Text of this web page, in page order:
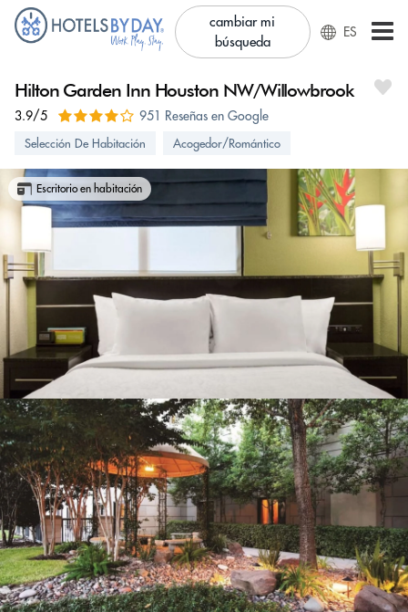
cambiar mi
búsqueda
ES
Hilton Garden Inn Houston NW/Willowbrook
3.9/5 951 Reseñas en Google
Selección De Habitación Acogedor/Romántico
Escritorio en habitación